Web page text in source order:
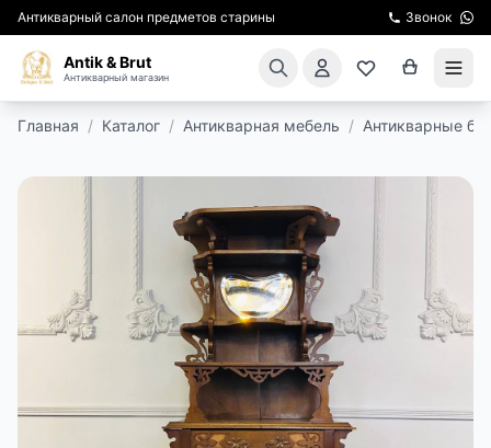
Антикварный салон предметов старины Звонок
Antik & Brut
Антикварный магазин
АРЕНДА МЕБЕЛИ
ПОДАРКИ
КИНОСЪЕМКА
РЕСТАВРАЦИЯ
Главная / Каталог / Антикварная мебель / Антикварные